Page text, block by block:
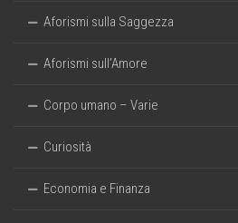
Aforismi sulla Saggezza
Aforismi sull’Amore
Corpo umano – Varie
Curiosità
Economia e Finanza